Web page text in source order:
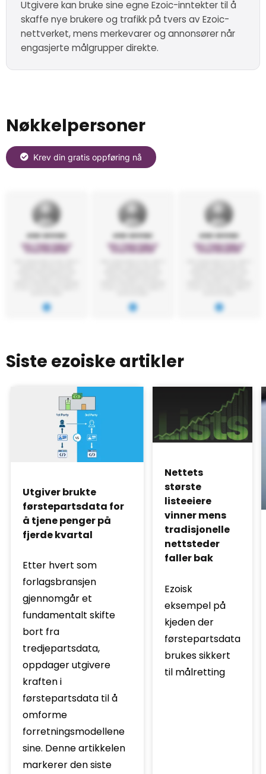
Utgivere kan bruke sine egne Ezoic-inntekter til å
skaffe nye brukere og trafikk på tvers av Ezoic-
nettverket, mens merkevarer og annonsører når
engasjerte målgrupper direkte.
Nøkkelpersoner
Krev din gratis oppføring nå
Siste ezoiske artikler
Utgiver brukte
førstepartsdata for
å tjene penger på
fjerde kvartal
Etter hvert som
forlagsbransjen
gjennomgår et
fundamentalt skifte
bort fra
tredjepartsdata,
oppdager utgivere
kraften i
førstepartsdata til å
omforme
forretningsmodellene
sine. Denne artikkelen
markerer den siste
Nettets
største
listeeiere
vinner mens
tradisjonelle
nettsteder
faller bak
Ezoisk
eksempel på
kjeden der
førstepartsdata
brukes sikkert
til målretting